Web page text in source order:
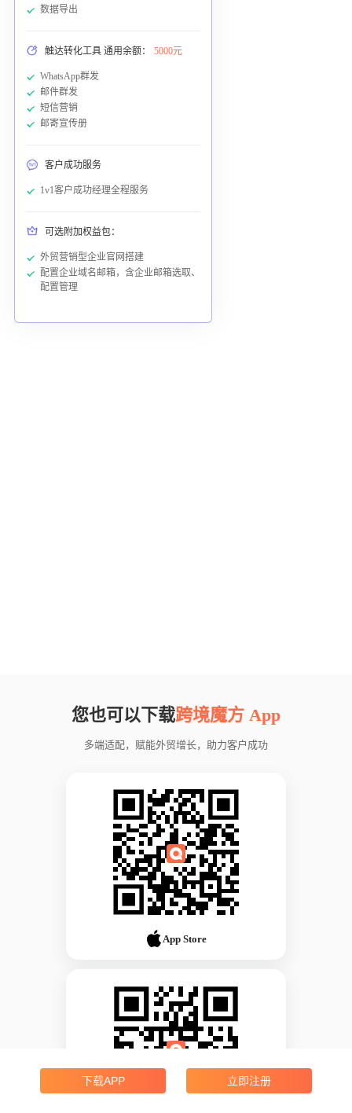
数据导出
触达转化工具 通用余额： 5000元
WhatsApp群发
邮件群发
短信营销
邮寄宣传册
客户成功服务
1v1客户成功经理全程服务
可选附加权益包：
外贸营销型企业官网搭建
配置企业域名邮箱，含企业邮箱选取、
配置管理
您也可以下载跨境魔方 App
多端适配，赋能外贸增长，助力客户成功
App Store
下载APP 立即注册